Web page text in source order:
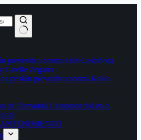
preventiva contra Luis Castañeda
Giselle Zegarra
prisión preventiva contra Keiko
de Demanda Competencial en el